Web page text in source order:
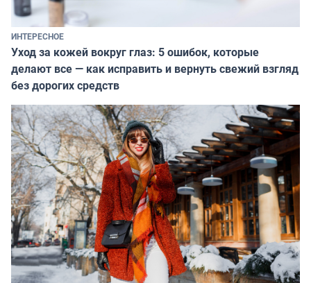
ИНТЕРЕСНОЕ
Уход за кожей вокруг глаз: 5 ошибок, которые
делают все — как исправить и вернуть свежий взгляд
без дорогих средств